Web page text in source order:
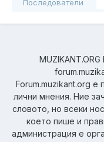
Последователи
MUZIKANT.ORG
Forum.muzikant.org е
лични мнения. Ние
словото, но всеки
което пише и
администрация е